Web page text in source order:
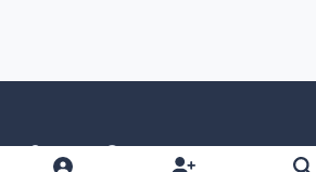
Светлый режим
Темный режим
Как в системе